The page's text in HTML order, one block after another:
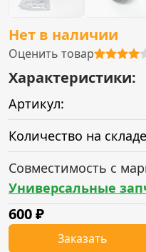
Нет в наличии
Оценить товар
Характеристики:
Артикул:
Количество на
Совместимость с
Универсальные
600₽
Заказать